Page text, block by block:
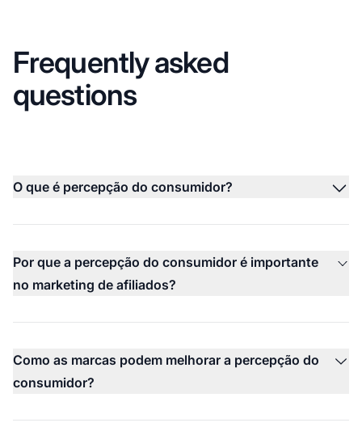
Frequently asked
questions
O que é percepção do consumidor?
Por que a percepção do consumidor é importante
no marketing de afiliados?
Como as marcas podem melhorar a percepção do
consumidor?